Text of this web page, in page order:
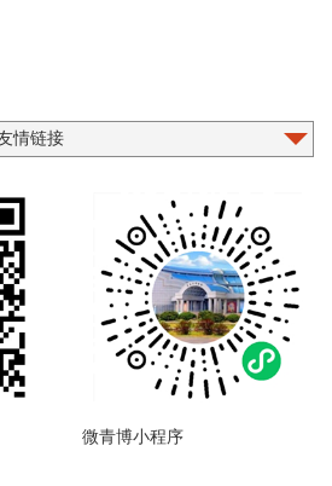
微青博小程序